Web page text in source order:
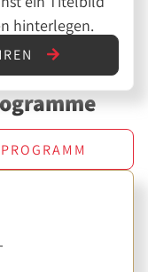
hinterlegen.